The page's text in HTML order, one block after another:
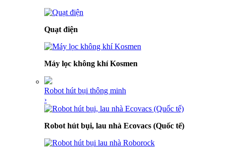
Quạt điện
Máy lọc không khí Kosmen
Robot hút bụi thông minh
›
Robot hút bụi, lau nhà Ecovacs (Quốc tế)